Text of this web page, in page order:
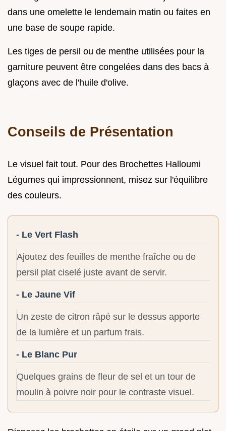
dans une omelette le lendemain matin ou faites en
une base de soupe rapide.
Les tiges de persil ou de menthe utilisées pour la
garniture peuvent être congelées dans des bacs à
glaçons avec de l'huile d'olive.
Conseils de Présentation
Le visuel fait tout. Pour des Brochettes Halloumi
Légumes qui impressionnent, misez sur l'équilibre
des couleurs.
- Le Vert Flash
Ajoutez des feuilles de menthe fraîche ou de
persil plat ciselé juste avant de servir.
- Le Jaune Vif
Un zeste de citron râpé sur le dessus apporte
de la lumière et un parfum frais.
- Le Blanc Pur
Quelques grains de fleur de sel et un tour de
moulin à poivre noir pour le contraste visuel.